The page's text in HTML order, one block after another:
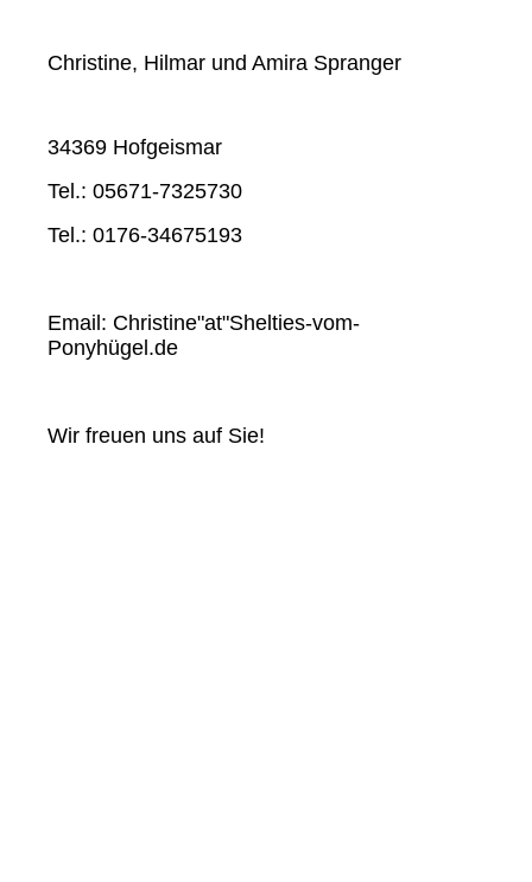
Christine, Hilmar und Amira Spranger
34369 Hofgeismar
Tel.: 05671-7325730
Tel.: 0176-34675193
Email: Christine"at"Shelties-vom-
Ponyhügel.de
Wir freuen uns auf Sie!